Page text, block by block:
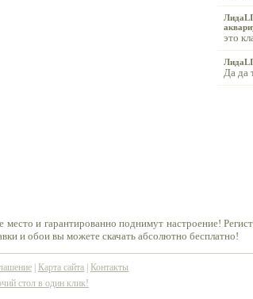
это
Да да
и гарантированно поднимут настроение!
и обои вы можете скачать абсолютно бесплатно!
Карта сайта
Контакты
стол в один клик!